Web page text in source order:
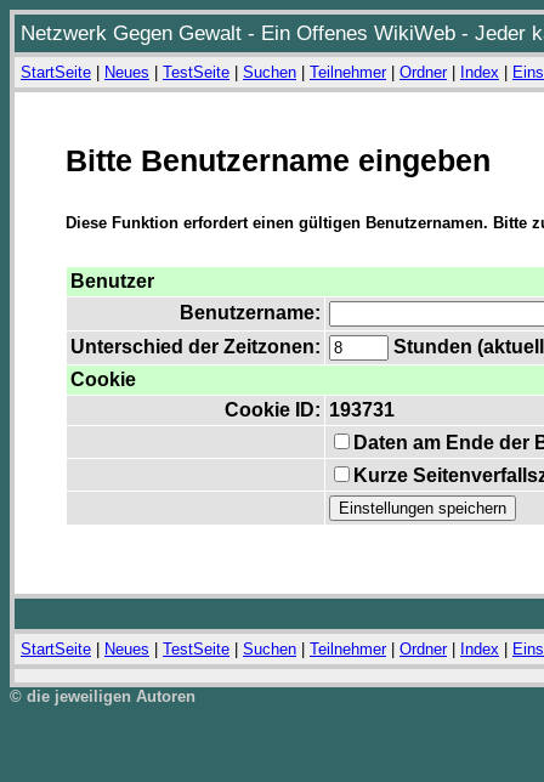
Netzwerk Gegen Gewalt - Ein Offenes WikiWeb - Jeder
StartSeite Neues TestSeite Suchen Teilnehmer| Ordner| Index
Bitte Benutzername eingeben
Diese Funktion erfordert einen gültigen Benutzernamen. Bitte
Benutzer
Benutzername:
Unterschied der Zeitzonen:
Stunden
Cookie
Cookie ID: 193731
Daten am Ende der
Kurze
StartSeite Neues TestSeite Suchen Teilnehmer| Ordner| Index
© die jeweiligen Autoren